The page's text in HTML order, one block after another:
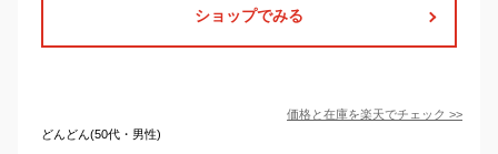
ショップでみる
価格と在庫を楽天でチェック >>
どんどん(50代・男性)